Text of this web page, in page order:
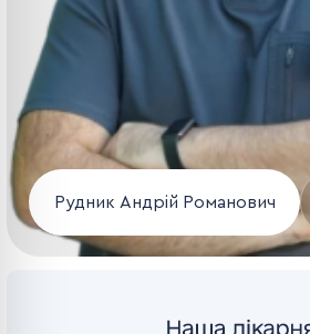
Рудник Андрій Романович